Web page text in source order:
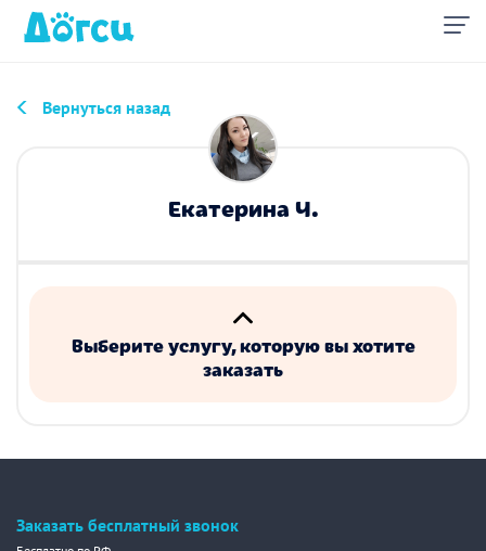
Вернуться назад
Екатерина Ч.
Выберите услугу, которую вы хотите
заказать
Заказать бесплатный звонок